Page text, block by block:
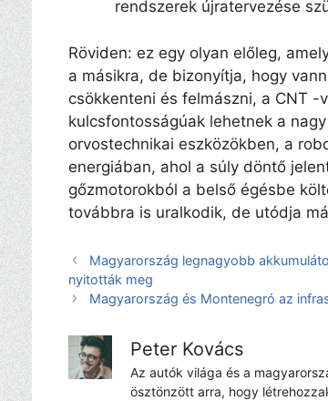
rendszerek újratervezése
Röviden: ez egy olyan előleg,
a másikra, de bizonyítja, hogy
csökkenteni és felmászni, a CNT -
kulcsfontosságúak lehetnek a
orvostechnikai eszközökben, a
energiában, ahol a súly döntő
gőzmotorokból a belső égésbe
továbbra is uralkodik, de utódja
Magyarország legnagyobb
nyitották meg
Magyarország és Montenegró az
Peter Kovács
Az autók világa és a
ösztönzött arra, hogy